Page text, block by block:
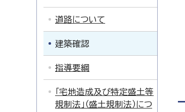
道路について
建築確認
指導要綱
「宅地造成及び特定盛土等
規制法」（盛土規制法）につ